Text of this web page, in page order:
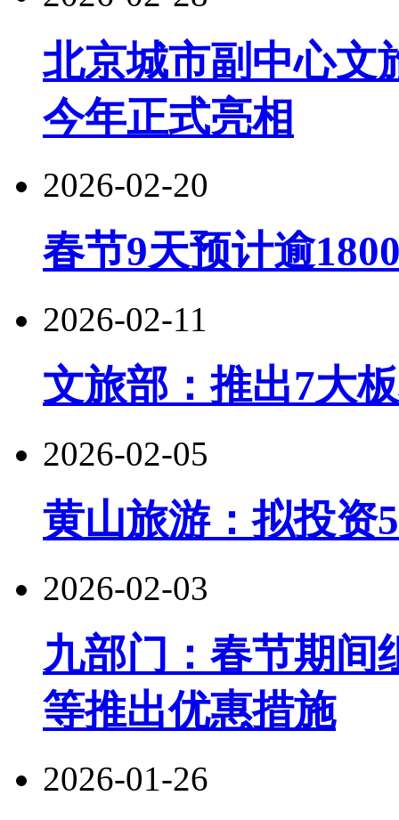
北京城市副中心文
今年正式亮相
2026-02-20
春节9天预计逾
2026-02-11
文旅部：推出7大
2026-02-05
黄山旅游：拟投资
2026-02-03
九部门：春节期间
等推出优惠措施
2026-01-26